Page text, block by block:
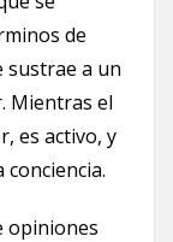
de
sustrae a un
Mientras el
es activo, y
opiniones